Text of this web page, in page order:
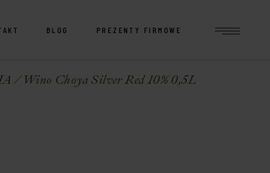
BLOG PREZENTY FIRMOWE
Wino Choya Silver Red 10% 0,5L